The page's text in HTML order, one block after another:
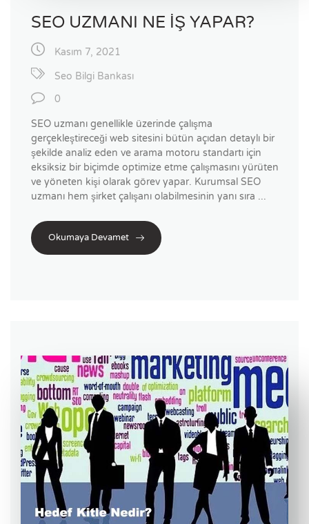
SEO UZMANI NE İŞ YAPAR?
Kasım 7, 2021
Seo Bilgi Bankası
0
SEO uzmanı genellikle üzerinde çalışma
gerçekleştireceği web sitesini bütün açıdan detaylı bir
şekilde analiz eden ve arama motoru standartı için
eksiksiz bir biçimde optimize etme çalışmasını yürüten
ve yöneten kişi olarak görev yapar. Kurumsal SEO
uzmanı hem şirket çalışanı olabilmesinin yanı sıra ...
Okumaya Devamet